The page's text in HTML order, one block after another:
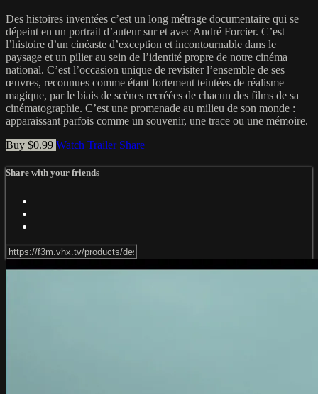
Des histoires inventées c’est un long métrage documentaire qui se
dépeint en un portrait d’auteur sur et avec André Forcier. C’est
l’histoire d’un cinéaste d’exception et incontournable dans le
paysage et un pilier au sein de l’identité propre de notre cinéma
national. C’est l’occasion unique de revisiter l’ensemble de ses
œuvres, reconnues comme étant fortement teintées de réalisme
magique, par le biais de scènes recréées de chacun des films de sa
cinématographie. C’est une promenade au milieu de son monde :
apparaissant parfois comme un souvenir, une trace ou une mémoire.
Buy $0.99 Watch Trailer Share
Share with your friends